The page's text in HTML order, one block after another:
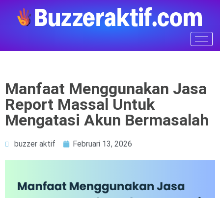
Manfaat Menggunakan Jasa
Report Massal Untuk
Mengatasi Akun Bermasalah
buzzer aktif Februari 13, 2026